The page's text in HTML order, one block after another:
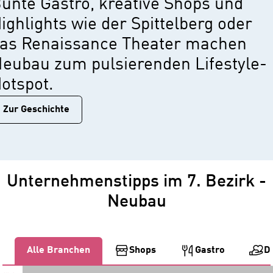
Gastro, kreative Shops und
wie der Spittelberg oder
Renaissance Theater machen
zum pulsierenden Lifestyle-
Zur Geschichtе
Unternehmenstipps im 7. Bezirk -
Neubau
Alle Branchen Shops Gastro